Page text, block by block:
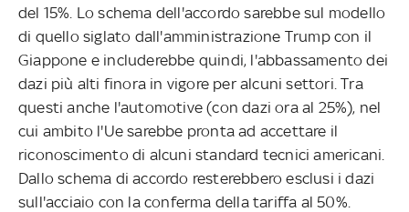
del 15%. Lo schema dell'accordo sarebbe sul modello
di quello siglato dall'amministrazione Trump con il
Giappone e includerebbe quindi, l'abbassamento dei
dazi più alti finora in vigore per alcuni settori. Tra
questi anche l'automotive (con dazi ora al 25%), nel
cui ambito l'Ue sarebbe pronta ad accettare il
riconoscimento di alcuni standard tecnici americani.
Dallo schema di accordo resterebbero esclusi i dazi
sull'acciaio con la conferma della tariffa al 50%.